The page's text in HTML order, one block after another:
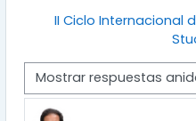
II Ciclo Internacional
Mostrar modo